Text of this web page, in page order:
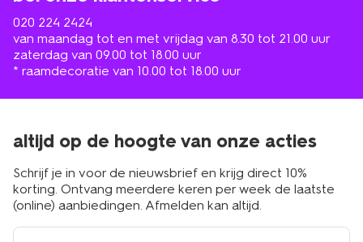
020 224 2424
van maandag tot en met vrijdag van 8.30 tot 21.00 uur
zaterdag van 09.00 tot 18.00 uur
* raamdecoratie van 10.00 tot 18.00 uur
altijd op de hoogte van onze acties
Schrijf je in voor de nieuwsbrief en krijg direct 10%
korting. Ontvang meerdere keren per week de laatste
(online) aanbiedingen. Afmelden kan altijd.
e-